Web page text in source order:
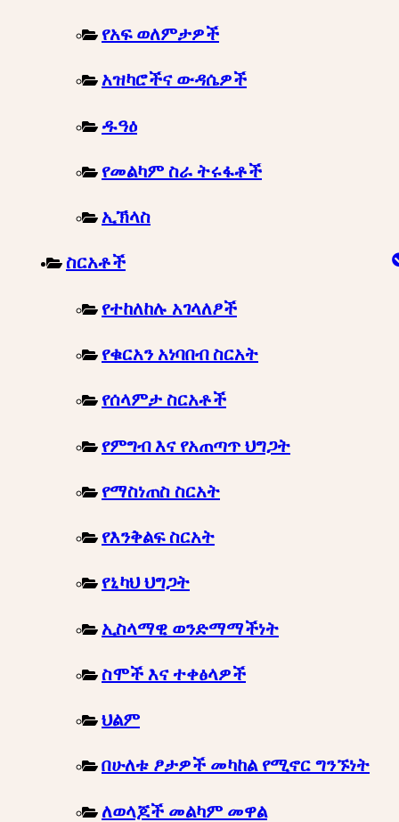
የአፍ ወለምታዎች
አዝካሮችና ውዳሴዎች
ዱዓዕ
የመልካም ስራ ትሩፋቶች
ኢኽላስ
ስርአቶች
የተከለከሉ አገላለፆች
የቁርአን አነባበብ ስርአት
የሰላምታ ስርአቶች
የምግብ እና የአጠጣጥ ህግጋት
የማስነጠስ ስርአት
የእንቅልፍ ስርአት
የኒካህ ህግጋት
ኢስላማዊ ወንድማማችነት
ስሞች እና ተቀፅላዎች
ህልም
በሁለቱ ፆታዎች መካከል የሚኖር ግንኙነት
ለወላጆች መልካም መዋል